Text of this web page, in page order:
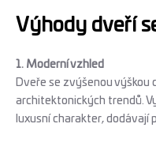
Výhody dveří
1. Moderní vzhled
Dveře se zvýšenou výškou
architektonických trendů.
luxusní charakter, dodávají